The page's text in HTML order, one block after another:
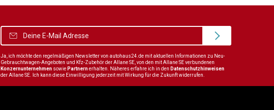
Ja, ich möchte den regelmäßigen Newsletter von autohaus24.de mit aktuellen Informationen zu Neu-
Gebrauchtwagen-Angeboten und Kfz-Zubehör der Allane SE, von den mit Allane SE verbundenen
Konzernunternehmen sowie Partnernerhalten. Näheres erfahre ich in den Datenschutzhinweisen
der Allane SE. Ich kann diese Einwilligung jederzeit mit Wirkung für die Zukunft widerrufen.